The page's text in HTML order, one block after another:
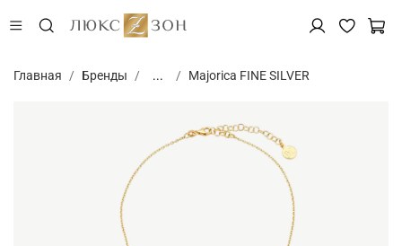
Главная Бренды ... Majorica FINE SILVER